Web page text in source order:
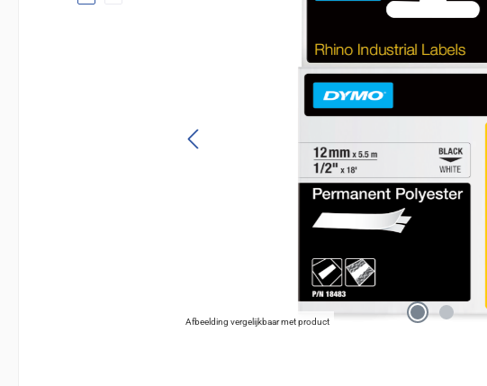
Afbeelding vergelijkbaar met product